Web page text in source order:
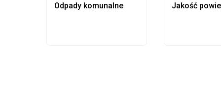
Odpady komunalne Jakość